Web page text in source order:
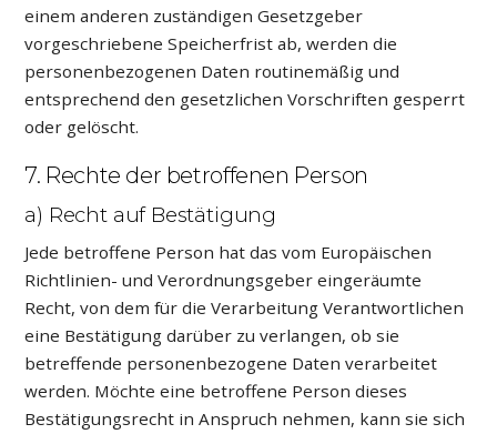
einem anderen zuständigen Gesetzgeber
vorgeschriebene Speicherfrist ab, werden die
personenbezogenen Daten routinemäßig und
entsprechend den gesetzlichen Vorschriften gesperrt
oder gelöscht.
7. Rechte der betroffenen Person
a) Recht auf Bestätigung
Jede betroffene Person hat das vom Europäischen
Richtlinien- und Verordnungsgeber eingeräumte
Recht, von dem für die Verarbeitung Verantwortlichen
eine Bestätigung darüber zu verlangen, ob sie
betreffende personenbezogene Daten verarbeitet
werden. Möchte eine betroffene Person dieses
Bestätigungsrecht in Anspruch nehmen, kann sie sich